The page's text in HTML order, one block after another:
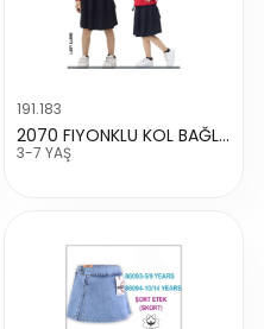
191.183
2070 FIYONKLU KOL BAĞLAMALI TAKIM
3-7 YAŞ